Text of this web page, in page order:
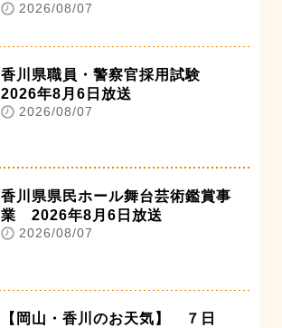
2026/08/07
香川県職員・警察官採用試験
2026年8月6日放送
2026/08/07
香川県県民ホール舞台芸術鑑賞事
業 2026年8月6日放送
2026/08/07
【岡山・香川のお天気】 ７日